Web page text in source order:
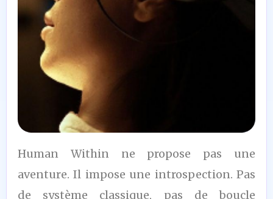
8
/10
Human Within ne propose pas une
aventure. Il impose une introspection. Pas
de système classique, pas de boucle